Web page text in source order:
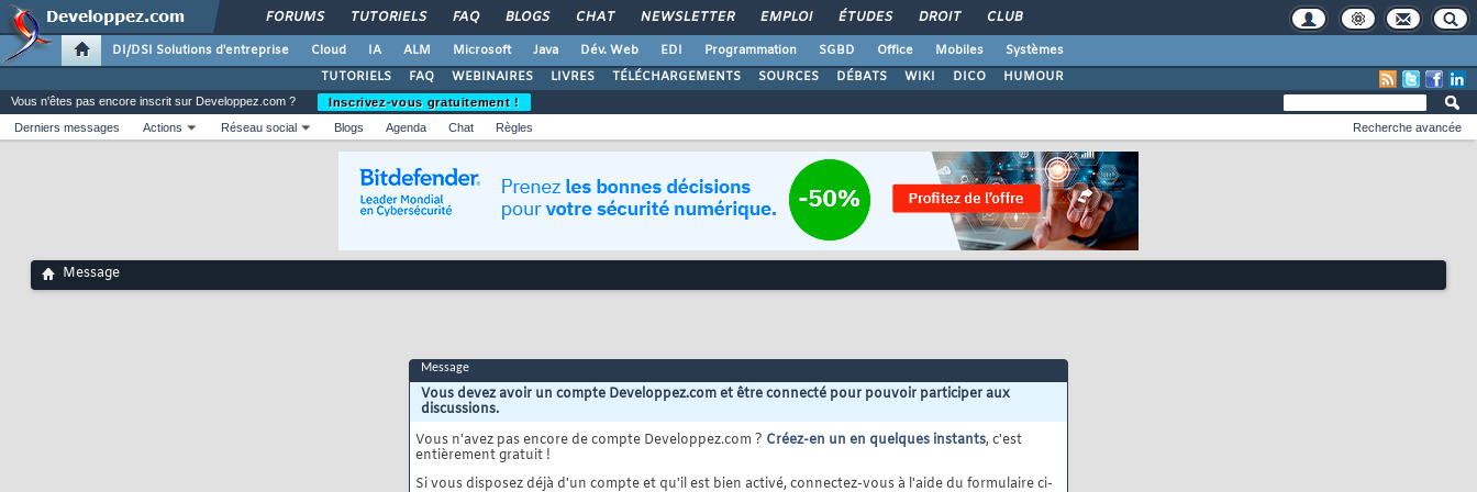
FORUMS TUTORIELS FAQ BLOGS CHAT NEWSLETTER EMPLOI ÉTUDES DROIT CLUB
DI/DSI Solutions d'entreprise Cloud IA ALM Microsoft Java Dév. Web EDI Programmation SGBD Office Mobiles
Systèmes
TUTORIELS
FAQ WEBINAIRES LIVRES TÉLÉCHARGEMENTS SOURCES DÉBATS WIKI DICO HUMOUR
Vous n'êtes pas encore inscrit sur Developpez.com ?
Inscrivez-vous gratuitement !
Derniers messages
Actions Réseau social Blogs Agenda Chat Règles Recherche avancée
Message
Message
Vous devez avoir un compte Developpez.com et être connecté pour pouvoir participer aux
discussions.
Vous n'avez pas encore de compte Developpez.com ? Créez-en un en quelques instants, c'est
entièrement gratuit !
Si vous disposez déjà d'un compte et qu'il est bien activé, connectez-vous à l'aide du formulaire ci-